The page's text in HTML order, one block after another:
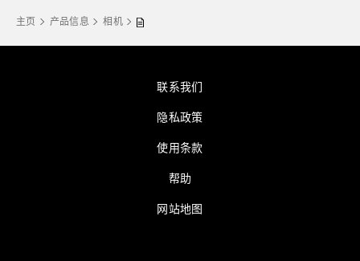
主页 产品信息 相机
联系我们
隐私政策
使用条款
帮助
网站地图